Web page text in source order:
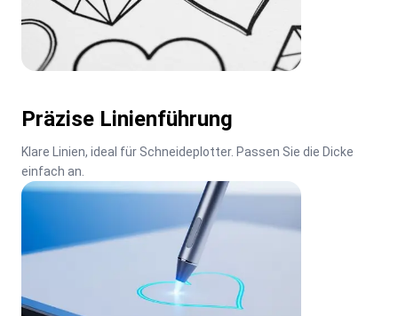
Präzise Linienführung
Klare Linien, ideal für Schneideplotter. Passen Sie die Dicke
einfach an.